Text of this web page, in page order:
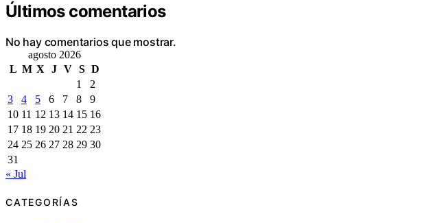
Últimos comentarios
No hay comentarios que mostrar.
agosto 2026
L M X J V S D
1
2
3
4 5 6 7 8
9
10 11 12 13 14 15 16
17 18 19 20 21 22 23
24 25 26 27 28 29 30
31
« Jul
CATEGORÍAS